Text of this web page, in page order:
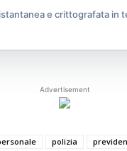
e crittografata in
Advertisement
polizia